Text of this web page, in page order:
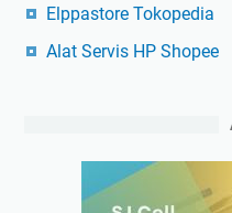
Elppastore Tokopedia
Alat Servis HP Shopee